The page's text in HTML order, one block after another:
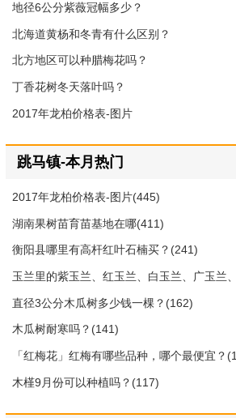
地径6公分紫薇冠幅多少？
北海道黄杨和冬青有什么区别？
北方地区可以种腊梅花吗？
丁香花树冬天落叶吗？
2017年龙柏价格表-图片
跳马镇-本月热门
2017年龙柏价格表-图片(445)
湖南果树苗育苗基地在哪(411)
衡阳县哪里有高杆红叶石楠买？(241)
玉兰里的紫玉兰、红玉兰、白玉兰、广玉兰
直径3公分木瓜树多少钱一棵？(162)
木瓜树耐寒吗？(141)
「红梅花」红梅有哪些品种，哪个最便宜？
木槿9月份可以种植吗？(117)